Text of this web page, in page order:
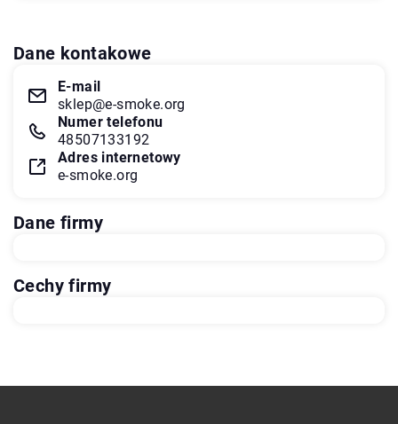
Dane kontakowe
E-mail
sklep@e-smoke.org
Numer telefonu
48507133192
Adres internetowy
e-smoke.org
Dane firmy
Cechy firmy